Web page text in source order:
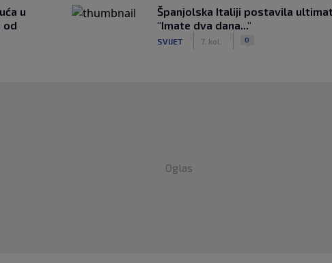
u
od
Španjolska Italiji postavila
"Imate dva dana..."
SVIJET 7. kol. 0
Oglas